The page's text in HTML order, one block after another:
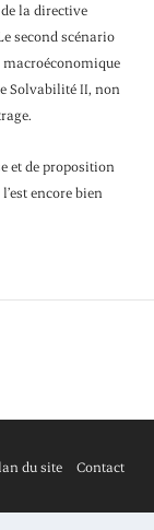
la directive
second scénario
macroéconomique
Solvabilité II, non
et de proposition
encore bien
du site Contact